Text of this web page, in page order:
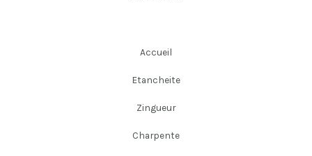
Accueil
Etancheite
Zingueur
Charpente